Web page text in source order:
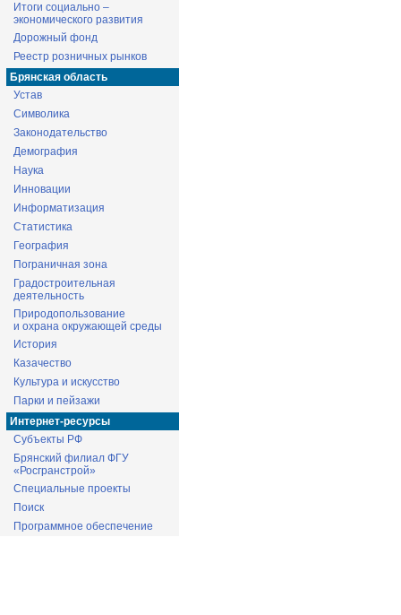
Итоги социально –
экономического развития
Дорожный фонд
Реестр розничных рынков
Брянская область
Устав
Символика
Законодательство
Демография
Наука
Инновации
Информатизация
Статистика
География
Пограничная зона
Градостроительная
деятельность
Природопользование
и охрана окружающей среды
История
Казачество
Культура и искусство
Парки и пейзажи
Интернет-ресурсы
Субъекты РФ
Брянский филиал ФГУ
«Росгранстрой»
Специальные проекты
Поиск
Программное обеспечение